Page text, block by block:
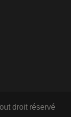
droit réservé